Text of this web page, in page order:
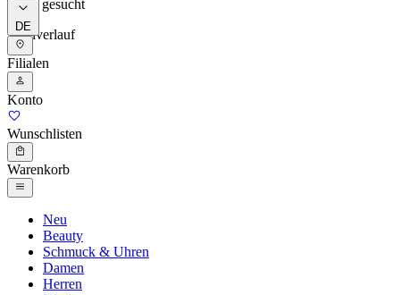
Meist gesucht
Suchverlauf
DE
Filialen
Konto
Wunschlisten
Warenkorb
Neu
Beauty
Schmuck & Uhren
Damen
Herren